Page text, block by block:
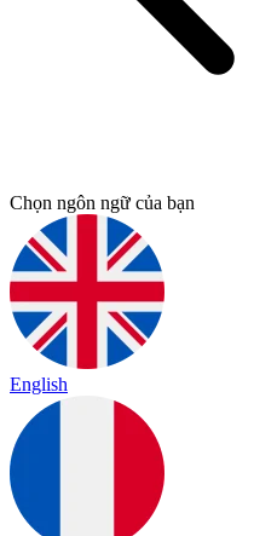
Chọn ngôn ngữ của bạn
English